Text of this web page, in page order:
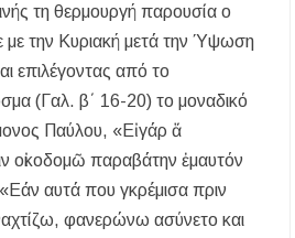
θερμουργή παρουσία ο
με την Κυριακή μετά την Ύψωση
επιλέγοντας από το
(Γαλ. β΄ 16-20) το μοναδικό
Παύλου, «Εἰ γάρ ἅ
οἰκοδομῶ παραβάτην ἐμαυτόν
αυτά που γκρέμισα πριν
φανερώνω ασύνετο και